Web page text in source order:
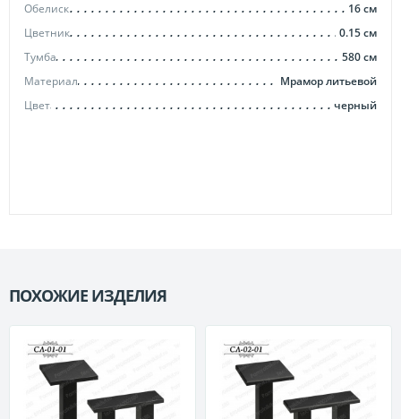
Обелиск
16см
Цветник
0.15см
Тумба
580см
Материал
Мрамор литьевой
Цвет
черный
ПОХОЖИЕ ИЗДЕЛИЯ